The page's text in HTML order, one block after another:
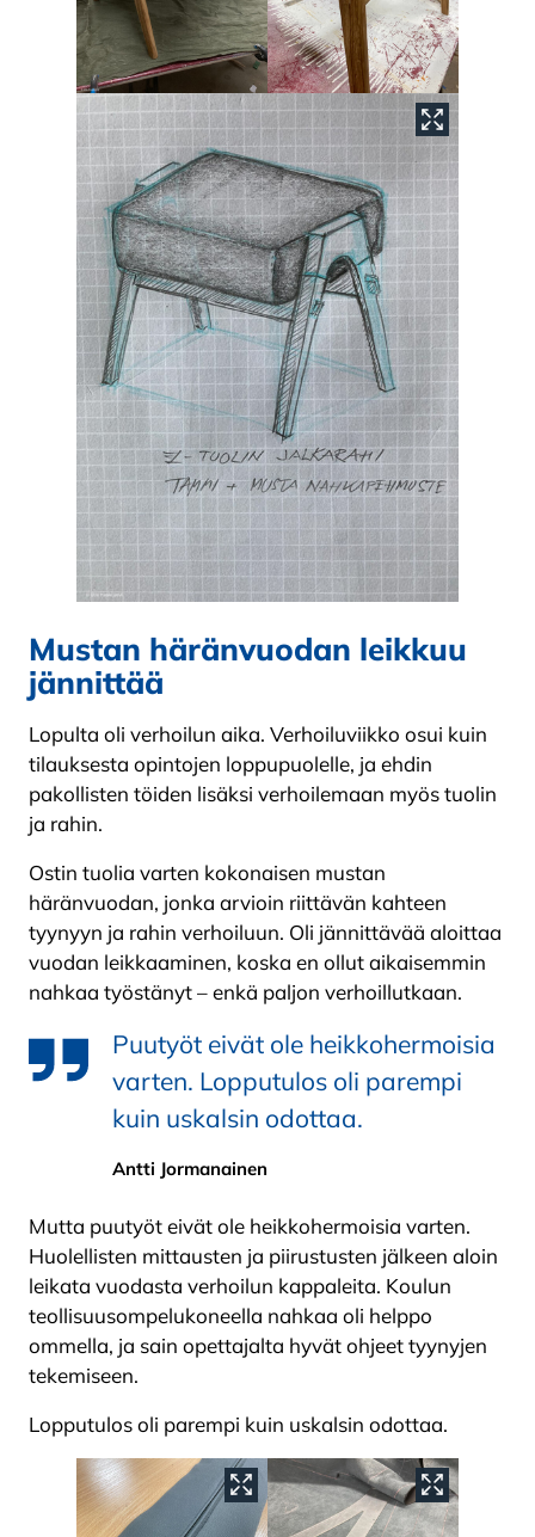
Mustan häränvuodan leikkuu
jännittää
Lopulta oli verhoilun aika. Verhoiluviikko osui kuin
tilauksesta opintojen loppupuolelle, ja ehdin
pakollisten töiden lisäksi verhoilemaan myös tuolin
ja rahin.
Ostin tuolia varten kokonaisen mustan
häränvuodan, jonka arvioin riittävän kahteen
tyynyyn ja rahin verhoiluun. Oli jännittävää aloittaa
vuodan leikkaaminen, koska en ollut aikaisemmin
nahkaa työstänyt – enkä paljon verhoillutkaan.
Puutyöt eivät ole heikkohermoisia
varten. Lopputulos oli parempi
kuin uskalsin odottaa.
Antti Jormanainen
Mutta puutyöt eivät ole heikkohermoisia varten.
Huolellisten mittausten ja piirustusten jälkeen aloin
leikata vuodasta verhoilun kappaleita. Koulun
teollisuusompelukoneella nahkaa oli helppo
ommella, ja sain opettajalta hyvät ohjeet tyynyjen
tekemiseen.
Lopputulos oli parempi kuin uskalsin odottaa.